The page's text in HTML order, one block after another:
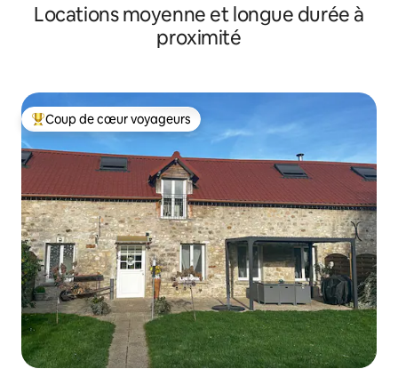
Locations moyenne et longue durée à
proximité
Coups de cœur voyageurs les plus appréciés
Coup de cœur voyageurs